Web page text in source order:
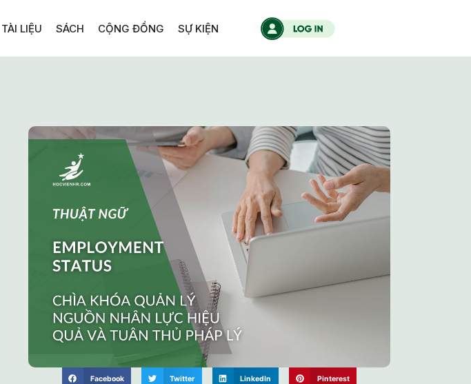
TÀI LIỆU SÁCH CỘNG ĐỒNG SỰ KIỆN
Facebook Twitter LinkedIn Pinterest